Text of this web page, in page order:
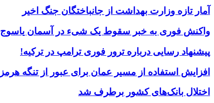
آمار تازه وزارت بهداشت از جانباختگان جنگ اخیر
واکنش فوری به خبر سقوط یک شیء در آسمان یاسوج
پیشنهاد رسایی درباره ترور فوری ترامپ در ترکیه!
افزایش استفاده از مسیر عمان برای عبور از تنگه هرمز
اختلال بانک‌های کشور برطرف شد